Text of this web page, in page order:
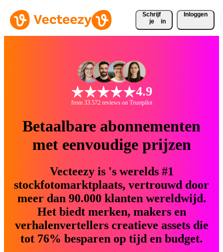
Schrijf
je
in
Inloggen
4.9
from 33.572 reviews on Trustpilot
Betaalbare abonnementen
met eenvoudige prijzen
Vecteezy is 's werelds #1
stockfotomarktplaats, vertrouwd door
meer dan 90.000 klanten wereldwijd.
Het biedt merken, makers en
verhalenvertellers creatieve assets die
tot 76% besparen op tijd en budget.